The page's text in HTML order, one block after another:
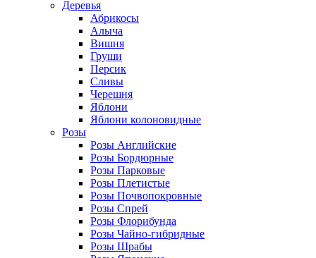
Деревья
Абрикосы
Алыча
Вишня
Груши
Персик
Сливы
Черешня
Яблони
Яблони колоновидные
Розы
Розы Английские
Розы Бордюрные
Розы Парковые
Розы Плетистые
Розы Почвопокровные
Розы Спрей
Розы Флорибунда
Розы Чайно-гибридные
Розы Шрабы